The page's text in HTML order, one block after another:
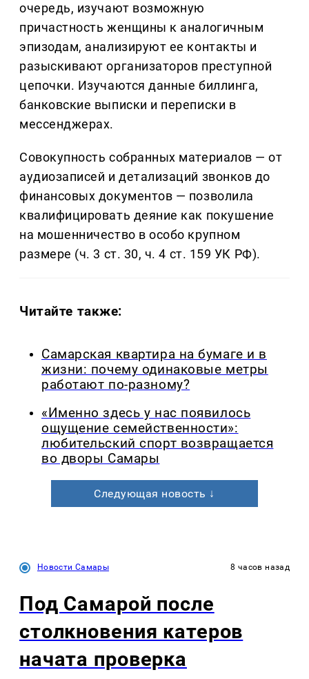
очередь, изучают возможную
причастность женщины к аналогичным
эпизодам, анализируют ее контакты и
разыскивают организаторов преступной
цепочки. Изучаются данные биллинга,
банковские выписки и переписки в
мессенджерах.
Совокупность собранных материалов — от
аудиозаписей и детализаций звонков до
финансовых документов — позволила
квалифицировать деяние как покушение
на мошенничество в особо крупном
размере (ч. 3 ст. 30, ч. 4 ст. 159 УК РФ).
Читайте также:
Самарская квартира на бумаге и в
жизни: почему одинаковые метры
работают по-разному?
«Именно здесь у нас появилось
ощущение семейственности»:
любительский спорт возвращается
во дворы Самары
Следующая новость ↓
Новости Самары 8 часов назад
Под Самарой после
столкновения катеров
начата проверка